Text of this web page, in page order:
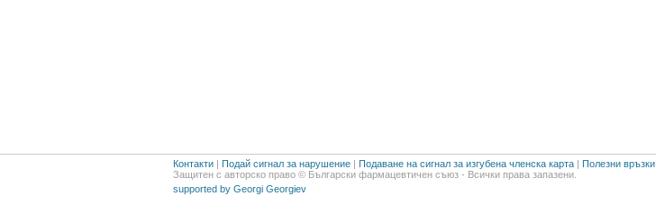
Контакти | Подай сигнал за нарушение | Подаване на сигнал за изгубена членска карта | Полезни връзки
Защитен с авторско право © Български фармацевтичен съюз - Всички права запазени.
supported by Georgi Georgiev